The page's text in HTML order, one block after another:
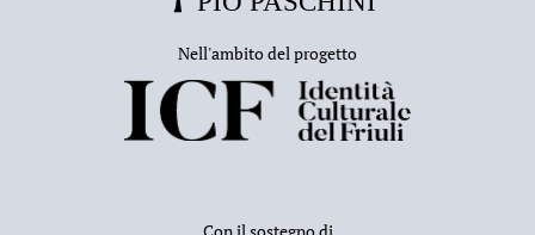
Nell'ambito del progetto
Con il sostegno di